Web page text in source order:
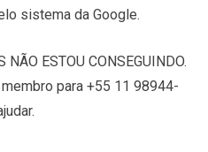
sistema da Google.
ESTOU CONSEGUINDO.
para +55 11 98944-